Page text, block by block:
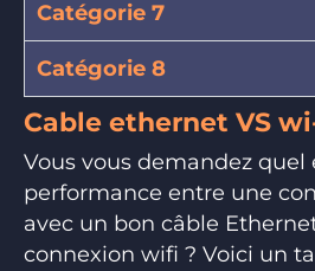
Catégorie 7
Catégorie 8
Cable ethernet VS
Vous vous demandez quel
performance entre une
avec un bon câble
connexion wifi ? Voici un